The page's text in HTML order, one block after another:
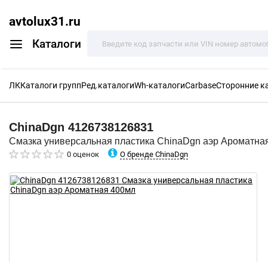
avtolux31.ru
Каталоги
ЛККаталоги группРед.каталогиWh-каталогиCarbaseСторонние
ChinaDgn 4126738126831
Смазка универсальная пластика ChinaDgn аэр
0 оценок О бренде ChinaDgn